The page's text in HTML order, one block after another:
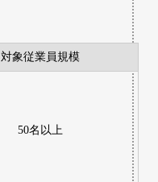
対象従業員規模
50名以上